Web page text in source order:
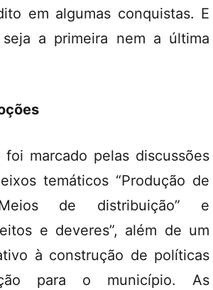
em algumas conquistas. E
a primeira nem a última
marcado pelas discussões
temáticos “Produção de
de distribuição” e
e deveres”, além de um
à construção de políticas
para o município. As